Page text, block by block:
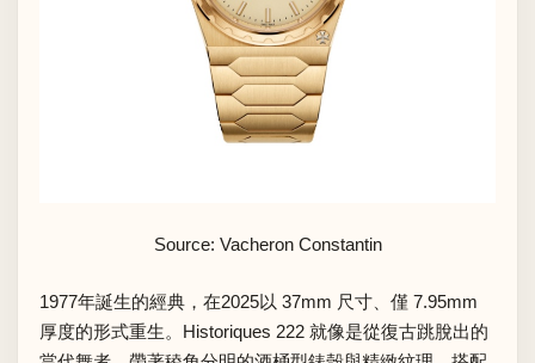
Source: Vacheron Constantin
1977年誕生的經典，在2025以 37mm 尺寸、僅 7.95mm
厚度的形式重生。Historiques 222 就像是從復古跳脫出的